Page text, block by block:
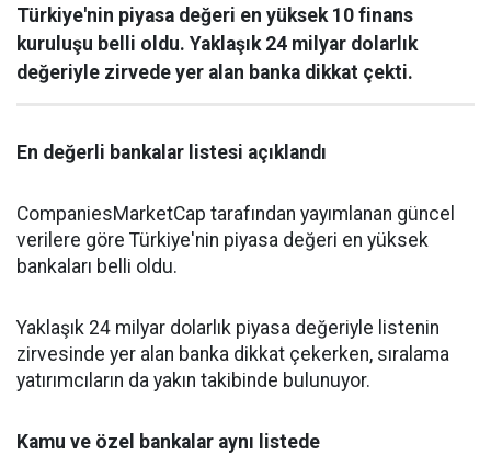
Türkiye'nin piyasa değeri en yüksek 10 finans
kuruluşu belli oldu. Yaklaşık 24 milyar dolarlık
değeriyle zirvede yer alan banka dikkat çekti.
En değerli bankalar listesi açıklandı
CompaniesMarketCap tarafından yayımlanan güncel
verilere göre Türkiye'nin piyasa değeri en yüksek
bankaları belli oldu.
Yaklaşık 24 milyar dolarlık piyasa değeriyle listenin
zirvesinde yer alan banka dikkat çekerken, sıralama
yatırımcıların da yakın takibinde bulunuyor.
Kamu ve özel bankalar aynı listede